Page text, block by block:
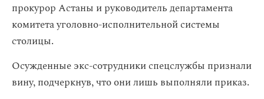
прокурор Астаны и руководитель департамента
комитета уголовно-исполнительной системы
столицы.
Осужденные экс-сотрудники спецслужбы признали
вину, подчеркнув, что они лишь выполняли приказ.